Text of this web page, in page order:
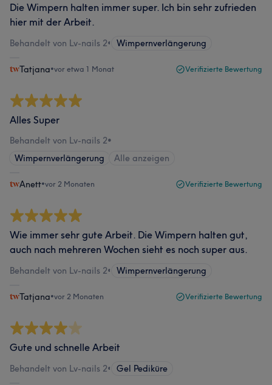
Die Wimpern halten immer super. Ich bin sehr zufrieden
hier mit der Arbeit.
Behandelt von Lv-nails 2• Wimpernverlängerung
Tatjana•vor etwa 1 Monat Verifizierte Bewertung
Alles Super
Behandelt von Lv-nails 2•
Wimpernverlängerung
Alle anzeigen
Anett•vor 2 Monaten Verifizierte Bewertung
Wie immer sehr gute Arbeit. Die Wimpern halten gut,
auch nach mehreren Wochen sieht es noch super aus.
Behandelt von Lv-nails 2• Wimpernverlängerung
Tatjana•vor 2 Monaten Verifizierte Bewertung
Gute und schnelle Arbeit
Behandelt von Lv-nails 2• Gel Pediküre